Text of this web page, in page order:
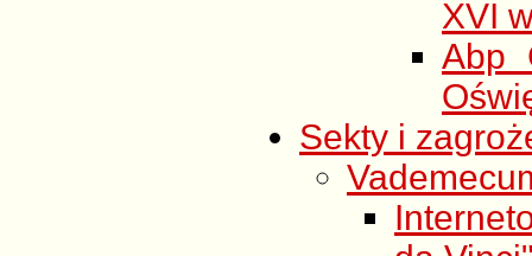
XVI
Abp
Sekty i